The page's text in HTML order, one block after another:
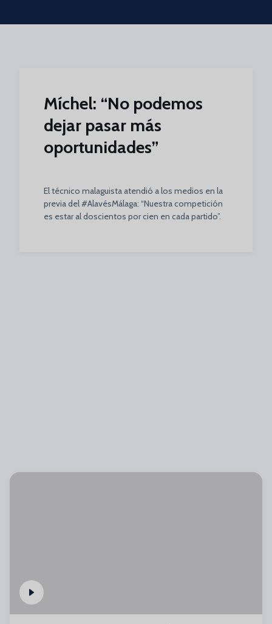
Skip to main content
Míchel: “No podemos
dejar pasar más
oportunidades”
El técnico malaguista atendió a los medios en la
previa del #AlavésMálaga: “Nuestra competición
es estar al doscientos por cien en cada partido”.